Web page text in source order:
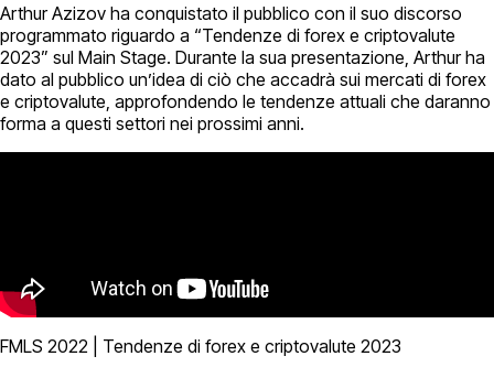
Arthur Azizov ha conquistato il pubblico con il suo discorso
programmato riguardo a “Tendenze di forex e criptovalute
2023” sul Main Stage. Durante la sua presentazione, Arthur ha
dato al pubblico un’idea di ciò che accadrà sui mercati di forex
e criptovalute, approfondendo le tendenze attuali che daranno
forma a questi settori nei prossimi anni.
FMLS 2022 | Tendenze di forex e criptovalute 2023